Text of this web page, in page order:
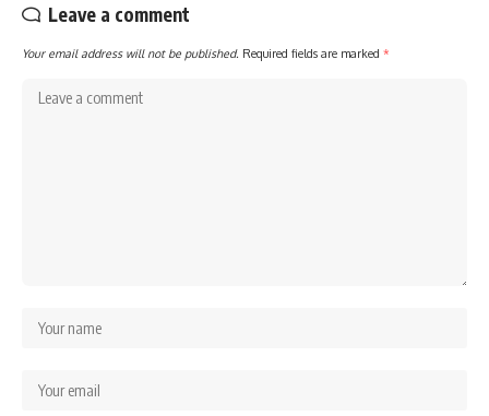
Leave a comment
Your email address will not be published. Required fields are marked *